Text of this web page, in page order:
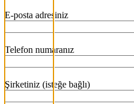
E-posta adresiniz
Telefon numaranız
Şirketiniz (isteğe bağlı)